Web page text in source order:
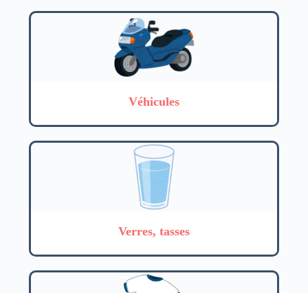
Véhicules
Verres, tasses